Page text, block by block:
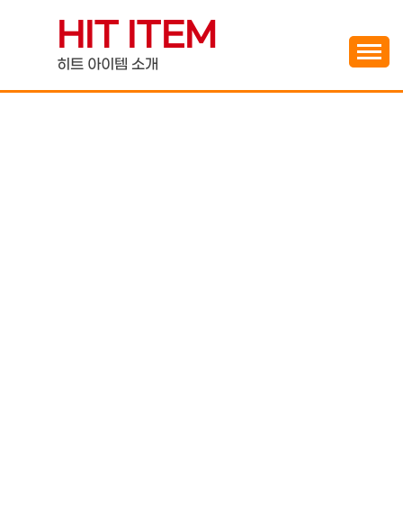
contentHIT ITEM
히트 아이템 소개